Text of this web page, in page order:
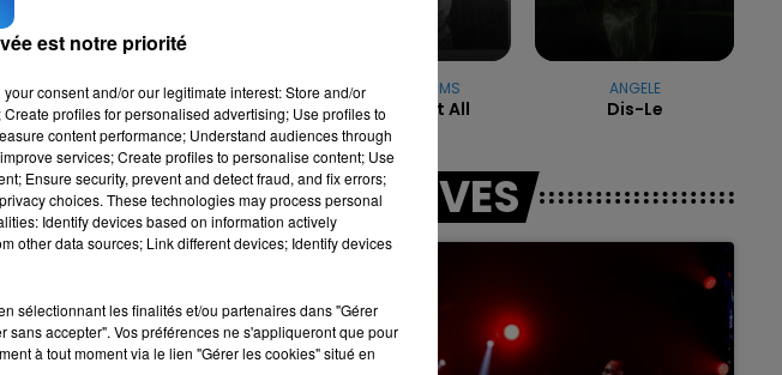
7h00 - 11h00
LA TEAM DE L'ÉTÉ
TEDDY SWIMS
Mr Know It All
ANGELE
Dis-Le
LES LIVES
est notre priorité
consent and/or our legitimate interest: Store and/or
profiles for personalised advertising; Use profiles to
content performance; Understand audiences through
services; Create profiles to personalise content; Use
Ensure security, prevent and detect fraud, and fix errors;
choices. These technologies may process personal
Identify devices based on information actively
other data sources; Link different devices; Identify devices
sélectionnant les finalités et/ou partenaires dans "Gérer
accepter". Vos préférences ne s'appliqueront que pour
à tout moment via le lien "Gérer les cookies" situé en